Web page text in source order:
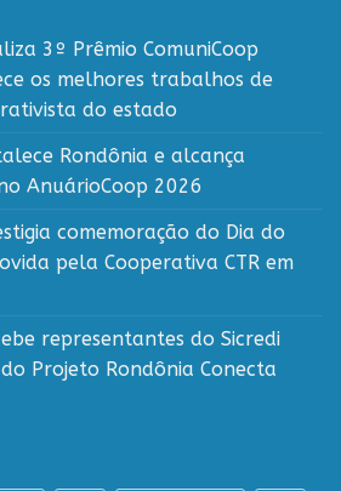
3º Prêmio ComuniCoop
os melhores trabalhos de
do estado
Rondônia e alcança
AnuárioCoop 2026
comemoração do Dia do
pela Cooperativa CTR em
representantes do Sicredi
Projeto Rondônia Conecta